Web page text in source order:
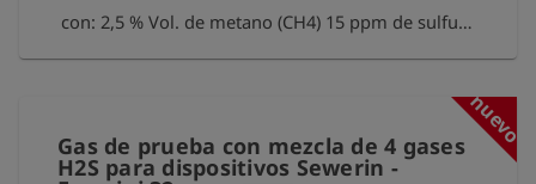
con: 2,5 % Vol. de metano (CH4) 15 ppm de sulfuro
de hidrógeno (H2S) 50 ppm de monóxido de
carbono (CO) 2 % Vol. de dióxido de carbono (CO2)
Tamaño de la botella: 0,85 litros a 37 bar
Gas de prueba con mezcla de 4 gases
H2S para dispositivos Sewerin -
nuevo